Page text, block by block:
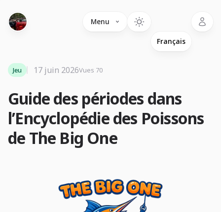
Menu
Guide des périodes dans
l’Encyclopédie des Poissons
de The Big One
Jeu 17 juin 2026Vues 70